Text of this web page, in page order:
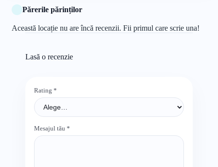
Părerile părinților
Această locație nu are încă recenzii. Fii primul care scrie una!
Lasă o recenzie
Rating *
Mesajul tău *